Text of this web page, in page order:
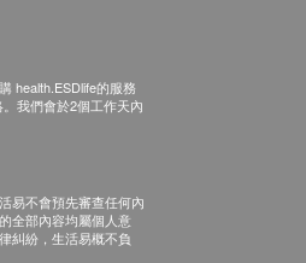
health.ESDlife的服務
我們會於2個工作天內
易不會預先審查任何內
全部內容均屬個人意
糾紛，生活易概不負